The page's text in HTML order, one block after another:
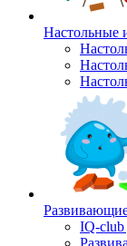
Настольные
IQ-